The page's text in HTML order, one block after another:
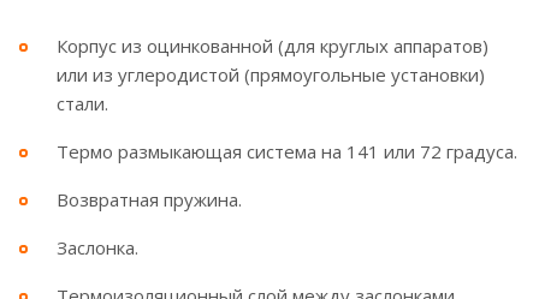
Корпус из оцинкованной (для круглых аппаратов)
или из углеродистой (прямоугольные установки)
стали.
Термо размыкающая система на 141 или 72 градуса.
Возвратная пружина.
Заслонка.